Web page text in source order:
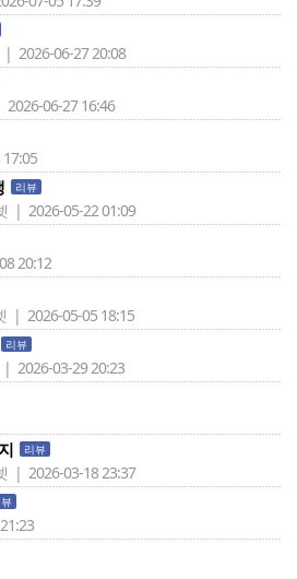
2026-06-27 20:08
06-27 16:46
리뷰
| 2026-05-22 01:09
20:12
| 2026-05-05 18:15
리뷰
2026-03-29 20:23
리뷰
| 2026-03-18 23:37